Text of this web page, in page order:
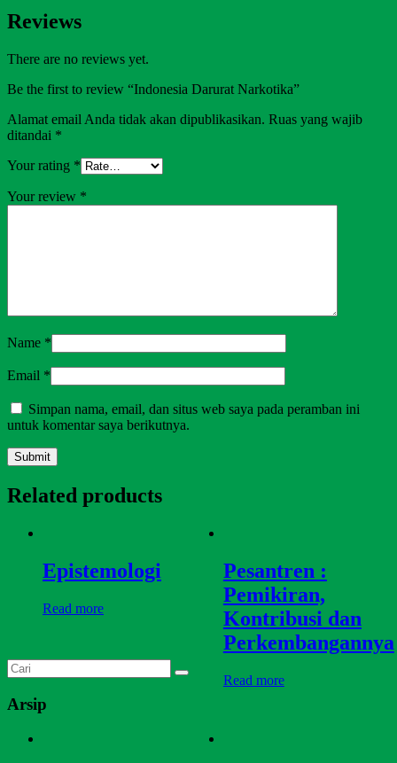
Reviews
There are no reviews yet.
Be the first to review “Indonesia Darurat Narkotika”
Alamat email Anda tidak akan dipublikasikan. Ruas yang wajib
ditandai *
Your rating *
Your review *
Name *
Email *
Simpan nama, email, dan situs web saya pada peramban ini
untuk komentar saya berikutnya.
Related products
Epistemologi
Read more
Pesantren :
Pemikiran,
Kontribusi dan
Perkembangannya
Read more
Arsip